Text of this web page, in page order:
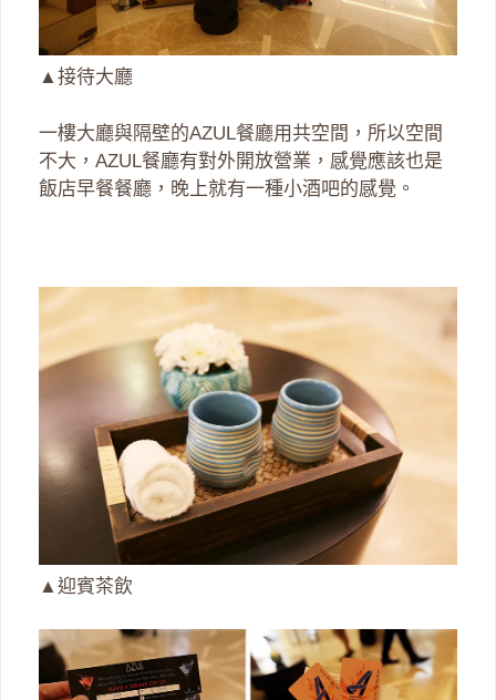
▲接待大廳
一樓大廳與隔壁的AZUL餐廳用共空間，所以空間
不大，AZUL餐廳有對外開放營業，感覺應該也是
飯店早餐餐廳，晚上就有一種小酒吧的感覺。
▲迎賓茶飲